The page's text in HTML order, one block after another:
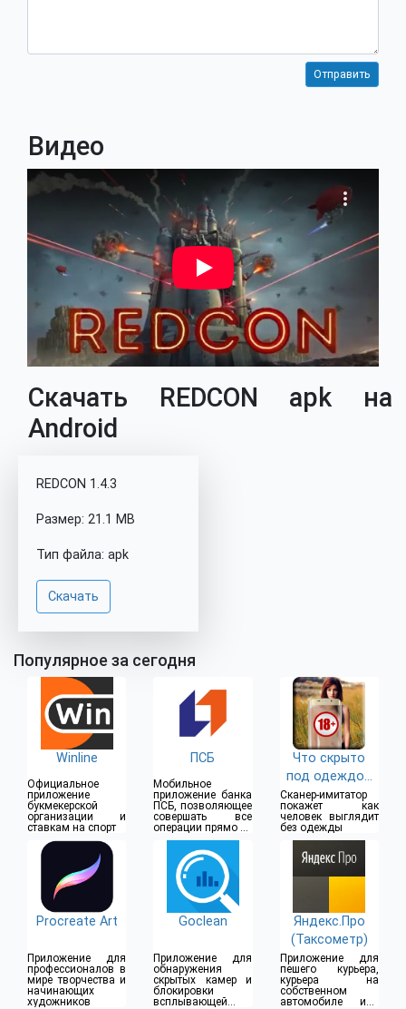
Видео
Скачать REDCON apk на
Android
REDCON 1.4.3
Размер: 21.1 MB
Тип файла: apk
Скачать
Популярное за сегодня
Winline
Официальное
приложение
букмекерской
организации и
ставкам на спорт
ПСБ
Мобильное
приложение банка
ПСБ, позволяющее
совершать все
операции прямо из
дома
Что скрыто
под одеждой
(18+)
Сканер-имитатор
покажет как
человек выглядит
без одежды
Procreate Art
Приложение для
профессионалов в
мире творчества и
начинающих
художников
Goclean
Приложение для
обнаружения
скрытых камер и
блокировки
всплывающей
Яндекс.Про
(Таксометр)
Приложение для
пешего курьера,
курьера на
собственном
автомобиле или